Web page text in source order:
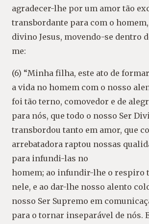
agradecer-lhe por um amor tão
transbordante para com o homem,
divino Jesus, movendo-se dentro
me:
(6) “Minha filha, este ato de
a vida no homem com o nosso
foi tão terno, comovedor e de
para nós, que todo o nosso Ser
transbordou tanto em amor, que
arrebatadora raptou nossas
para infundi-las no
homem; ao infundir-lhe o respiro
nele, e ao dar-lhe nosso alento
nosso Ser Supremo em
para o tornar inseparável de nós.